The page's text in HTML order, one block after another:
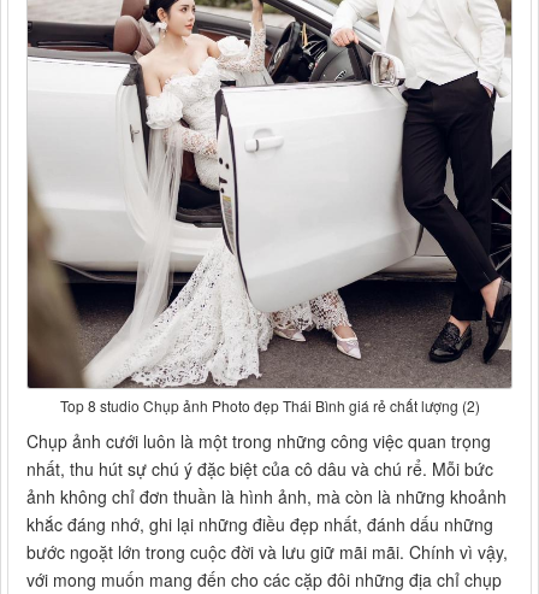
Top 8 studio Chụp ảnh Photo đẹp Thái Bình giá rẻ chất lượng (2)
Chụp ảnh cưới luôn là một trong những công việc quan trọng
nhất, thu hút sự chú ý đặc biệt của cô dâu và chú rể. Mỗi bức
ảnh không chỉ đơn thuần là hình ảnh, mà còn là những khoảnh
khắc đáng nhớ, ghi lại những điều đẹp nhất, đánh dấu những
bước ngoặt lớn trong cuộc đời và lưu giữ mãi mãi. Chính vì vậy,
với mong muốn mang đến cho các cặp đôi những địa chỉ chụp